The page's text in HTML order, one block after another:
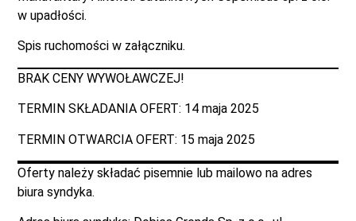
w upadłości.
Spis ruchomości w załączniku.
BRAK CENY WYWOŁAWCZEJ!
TERMIN SKŁADANIA OFERT: 14 maja 2025
TERMIN OTWARCIA OFERT: 15 maja 2025
Oferty należy składać pisemnie lub mailowo na adres
biura syndyka.